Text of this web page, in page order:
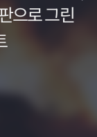
으로 그린